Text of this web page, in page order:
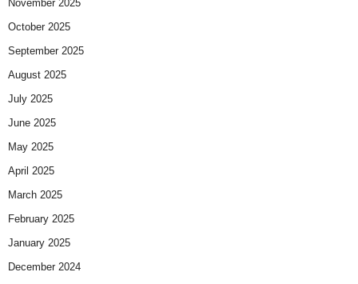
November 2025
October 2025
September 2025
August 2025
July 2025
June 2025
May 2025
April 2025
March 2025
February 2025
January 2025
December 2024